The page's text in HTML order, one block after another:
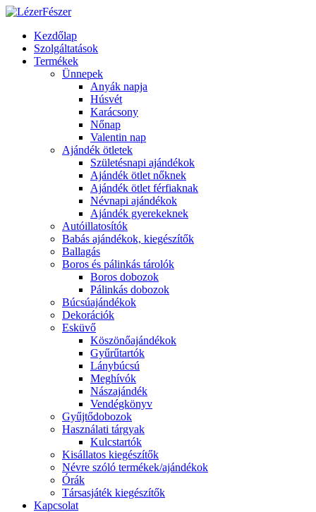
Kezdőlap
Szolgáltatások
Termékek
Ünnepek
Anyák napja
Húsvét
Karácsony
Nőnap
Valentin nap
Ajándék ötletek
Születésnapi ajándékok
Ajándék ötlet nőknek
Ajándék ötlet férfiaknak
Névnapi ajándékok
Ajándék gyerekeknek
Autóillatosítók
Babás ajándékok, kiegészítők
Ballagás
Boros és pálinkás tárolók
Boros dobozok
Pálinkás dobozok
Búcsúajándékok
Dekorációk
Esküvő
Köszönőajándékok
Gyűrűtartók
Lánybúcsú
Meghívók
Nászajándék
Vendégkönyv
Gyűjtődobozok
Használati tárgyak
Kulcstartók
Kisállatos kiegészítők
Névre szóló termékek/ajándékok
Órák
Társasjáték kiegészítők
Kapcsolat